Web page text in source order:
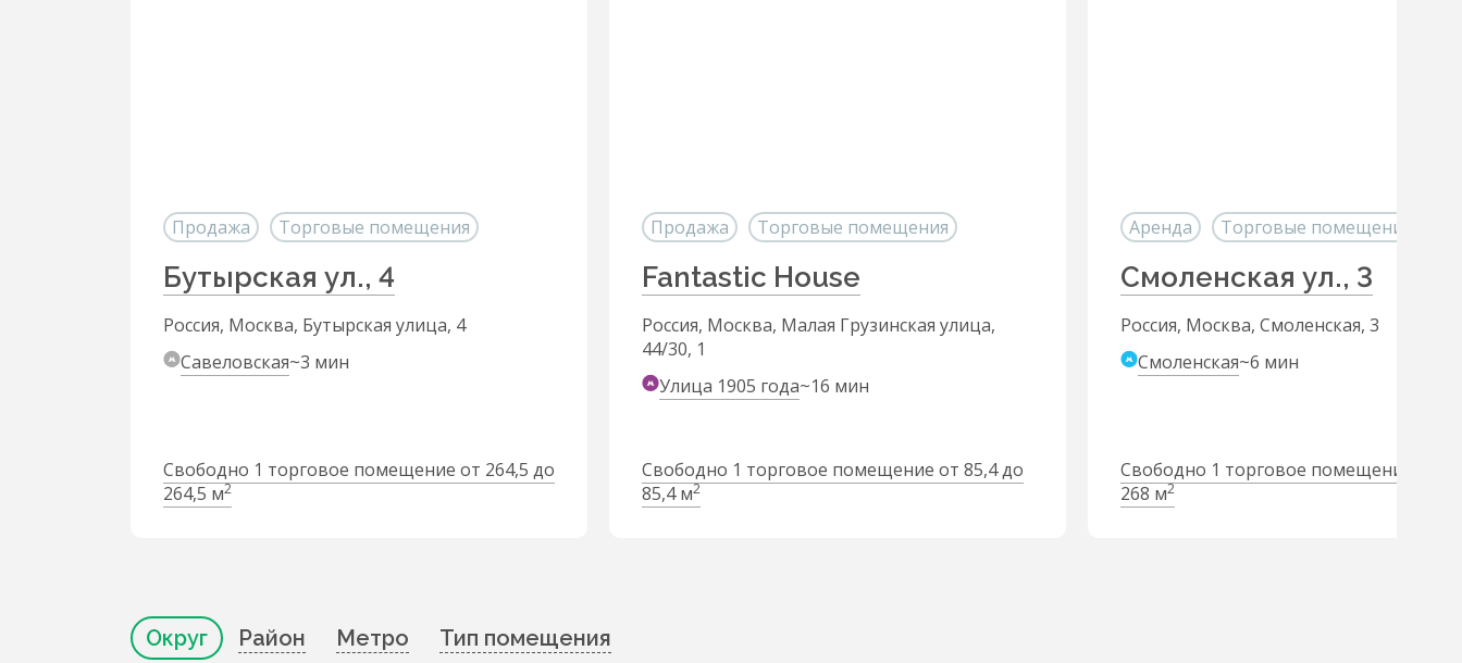
Продажа Торговые помещения
Бутырская ул., 4
Россия, Москва, Бутырская улица, 4
Савеловская~3 мин
Свободно 1 торговое помещение от 264,5 до
264,5 м2
Продажа Торговые помещения
Fantastic House
Россия, Москва, Малая Грузинская улица,
44/30, 1
Улица 1905 года~16 мин
Свободно 1 торговое помещение от 85,4 до
85,4 м2
Аренда Торговые помещения
Смоленская ул., 3
Россия, Москва, Смоленская, 3
Смоленская~6 мин
Свободно 1 торговое помещение от
268 м2
Округ Район Метро Тип помещения